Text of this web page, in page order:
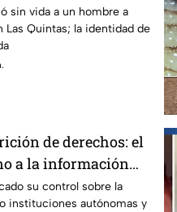
sin vida a un hombre a
Las Quintas; la identidad de
de derechos: el
a la información
su control sobre la
instituciones autónomas y